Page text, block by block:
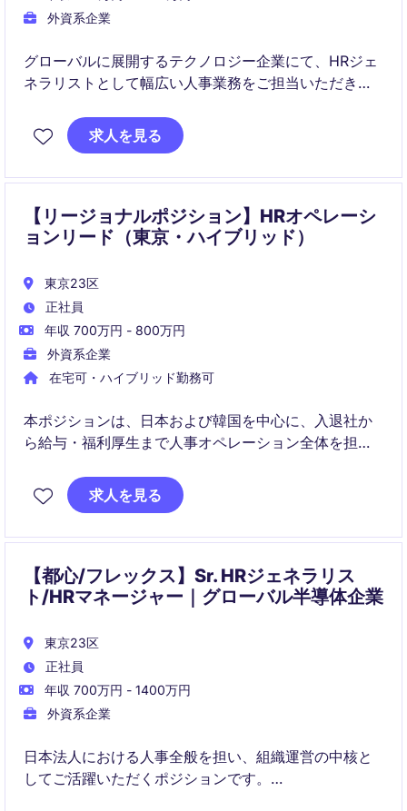
外資系企業
グローバルに展開するテクノロジー企業にて、HRジェ
ネラリストとして幅広い人事業務をご担当いただきま
入社後はトレーニングを受けながら成長し、将来的に
HRBPや人材開発領域へのキャリアパスが開かれていま
求人を見る
【リージョナルポジション】HRオペレーシ
ョンリード（東京・ハイブリッド）
東京23区
正社員
年収 700万円 - 800万円
外資系企業
在宅可・ハイブリッド勤務可
本ポジションは、日本および韓国を中心に、入退社か
ら給与・福利厚生まで人事オペレーション全体を担う
ンプライアンスと従業員体験の双方を高水準で実現し
ます。
求人を見る
【都心/フレックス】Sr. HRジェネラリス
ト/HRマネージャー｜グローバル半導体企業
東京23区
正社員
年収 700万円 - 1400万円
外資系企業
日本法人における人事全般を担い、組織運営の中核と
してご活躍いただくポジションです。